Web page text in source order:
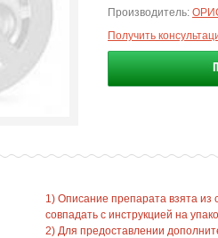
Производитель:
Получить
1) Описание препарата взята из
совпадать с инструкцией на
2) Для предоставлении